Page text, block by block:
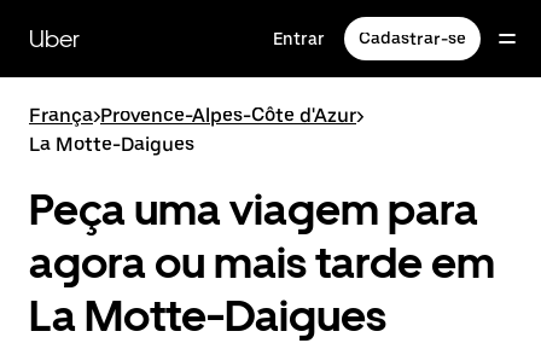
para
conteúdo
Uber Entrar Cadastrar-se
França>Provence-Alpes-Côte d'Azur>
La Motte-Daigues
Peça uma viagem para
agora ou mais tarde em
La Motte-Daigues